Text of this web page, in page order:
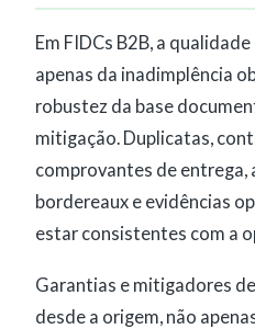
Em FIDCs B2B, a
apenas da inadimplência
robustez da base
mitigação. Duplicatas,
comprovantes de entrega,
bordereaux e evidências
estar consistentes com a
Garantias e mitigadores
desde a origem, não